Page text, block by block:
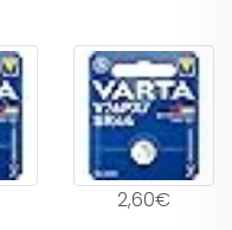
2,60€